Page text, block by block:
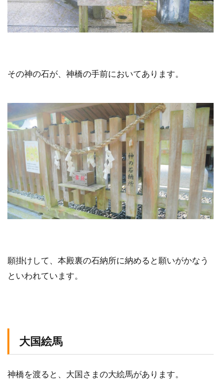
その神の石が、神橋の手前においてあります。
願掛けして、本殿裏の石納所に納めると願いがかなう
といわれています。
大国絵馬
神橋を渡ると、大国さまの大絵馬があります。